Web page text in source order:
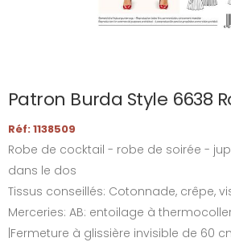
Patron Burda Style 6638
Réf: 1138509
Robe de cocktail - robe de soirée -
dans le dos
Tissus conseillés: Cotonnade, crêpe,
Merceries: AB: entoilage à
|Fermeture à glissière invisible de 60